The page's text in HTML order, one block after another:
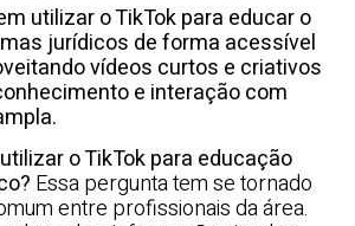
utilizar o TikTok para educar o
jurídicos de forma acessível
vídeos curtos e criativos
e interação com
o TikTok para educação
Essa pergunta tem se tornado
entre profissionais da área.